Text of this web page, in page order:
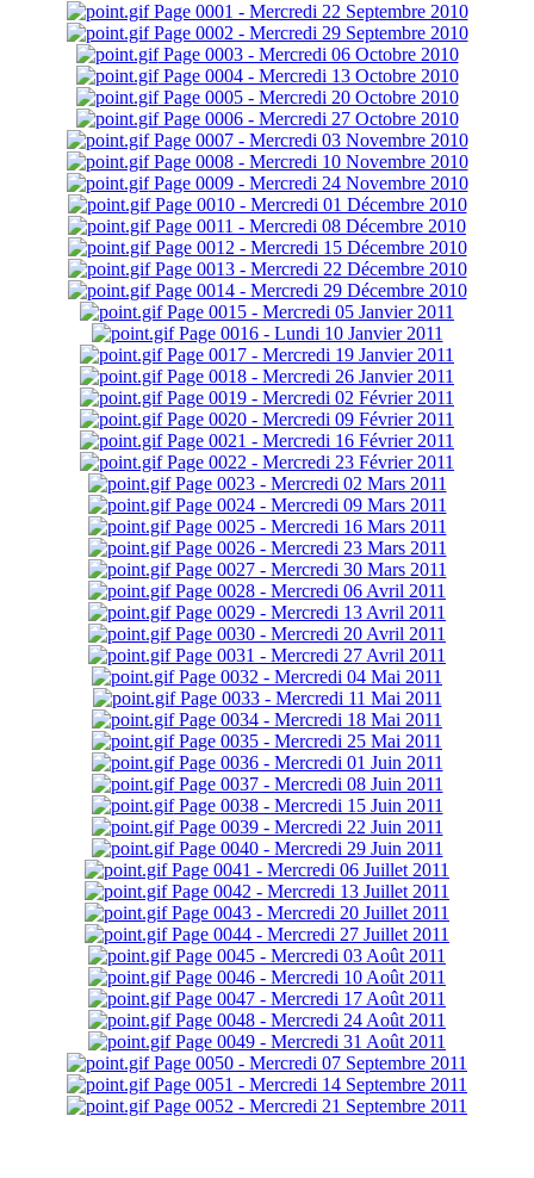
Page 0001 - Mercredi 22 Septembre 2010
Page 0002 - Mercredi 29 Septembre 2010
Page 0003 - Mercredi 06 Octobre 2010
Page 0004 - Mercredi 13 Octobre 2010
Page 0005 - Mercredi 20 Octobre 2010
Page 0006 - Mercredi 27 Octobre 2010
Page 0007 - Mercredi 03 Novembre 2010
Page 0008 - Mercredi 10 Novembre 2010
Page 0009 - Mercredi 24 Novembre 2010
Page 0010 - Mercredi 01 Décembre 2010
Page 0011 - Mercredi 08 Décembre 2010
Page 0012 - Mercredi 15 Décembre 2010
Page 0013 - Mercredi 22 Décembre 2010
Page 0014 - Mercredi 29 Décembre 2010
Page 0015 - Mercredi 05 Janvier 2011
Page 0016 - Lundi 10 Janvier 2011
Page 0017 - Mercredi 19 Janvier 2011
Page 0018 - Mercredi 26 Janvier 2011
Page 0019 - Mercredi 02 Février 2011
Page 0020 - Mercredi 09 Février 2011
Page 0021 - Mercredi 16 Février 2011
Page 0022 - Mercredi 23 Février 2011
Page 0023 - Mercredi 02 Mars 2011
Page 0024 - Mercredi 09 Mars 2011
Page 0025 - Mercredi 16 Mars 2011
Page 0026 - Mercredi 23 Mars 2011
Page 0027 - Mercredi 30 Mars 2011
Page 0028 - Mercredi 06 Avril 2011
Page 0029 - Mercredi 13 Avril 2011
Page 0030 - Mercredi 20 Avril 2011
Page 0031 - Mercredi 27 Avril 2011
Page 0032 - Mercredi 04 Mai 2011
Page 0033 - Mercredi 11 Mai 2011
Page 0034 - Mercredi 18 Mai 2011
Page 0035 - Mercredi 25 Mai 2011
Page 0036 - Mercredi 01 Juin 2011
Page 0037 - Mercredi 08 Juin 2011
Page 0038 - Mercredi 15 Juin 2011
Page 0039 - Mercredi 22 Juin 2011
Page 0040 - Mercredi 29 Juin 2011
Page 0041 - Mercredi 06 Juillet 2011
Page 0042 - Mercredi 13 Juillet 2011
Page 0043 - Mercredi 20 Juillet 2011
Page 0044 - Mercredi 27 Juillet 2011
Page 0045 - Mercredi 03 Août 2011
Page 0046 - Mercredi 10 Août 2011
Page 0047 - Mercredi 17 Août 2011
Page 0048 - Mercredi 24 Août 2011
Page 0049 - Mercredi 31 Août 2011
Page 0050 - Mercredi 07 Septembre 2011
Page 0051 - Mercredi 14 Septembre 2011
Page 0052 - Mercredi 21 Septembre 2011